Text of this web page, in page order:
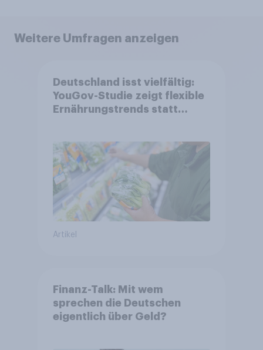
Weitere Umfragen anzeigen
Deutschland isst vielfältig:
YouGov-Studie zeigt flexible
Ernährungstrends statt
Artikel
Finanz-Talk: Mit wem
sprechen die Deutschen
eigentlich über Geld?